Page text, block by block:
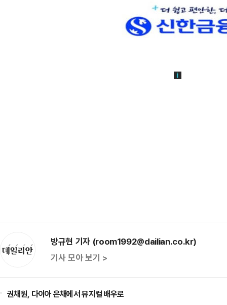
방규현 기자 (room1992@dailian.co.kr)
기사 모아 보기 >
권채원, 다이아 은채에서 뮤지컬 배우로